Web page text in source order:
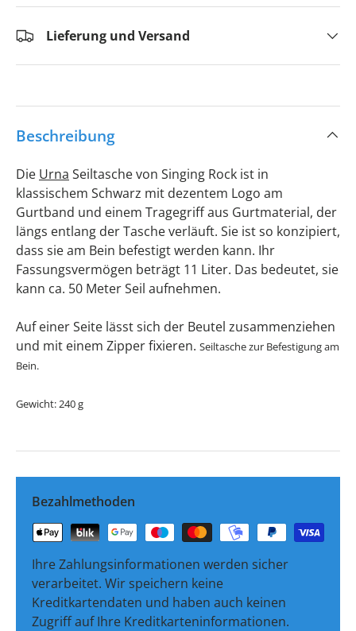
Lieferung und Versand
Beschreibung
Die Urna Seiltasche von Singing Rock ist in
klassischem Schwarz mit dezentem Logo am
Gurtband und einem Tragegriff aus Gurtmaterial, der
längs entlang der Tasche verläuft. Sie ist so konzipiert,
dass sie am Bein befestigt werden kann. Ihr
Fassungsvermögen beträgt 11 Liter. Das bedeutet, sie
kann ca. 50 Meter Seil aufnehmen.
Auf einer Seite lässt sich der Beutel zusammenziehen
und mit einem Zipper fixieren. Seiltasche zur Befestigung am
Bein.
Gewicht: 240 g
Bezahlmethoden
Ihre Zahlungsinformationen werden sicher
verarbeitet. Wir speichern keine
Kreditkartendaten und haben auch keinen
Zugriff auf Ihre Kreditkarteninformationen.